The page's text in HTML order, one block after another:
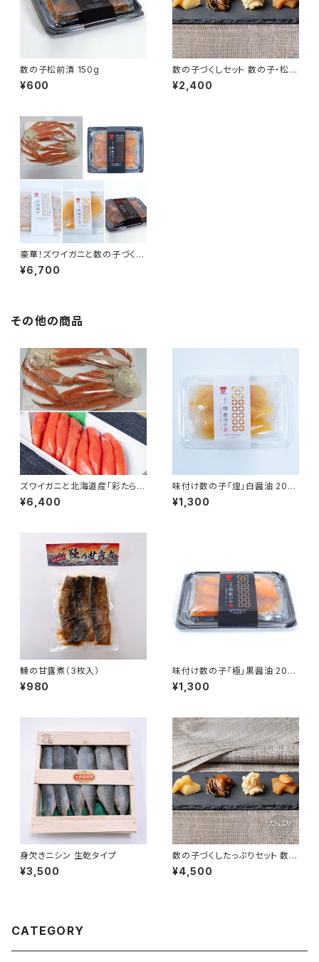
数の子松前漬 150g
¥600
数の子づくしセット 数の子・松前
漬・山海漬
¥2,400
豪華！ズワイガニと数の子づくし
セット
¥6,700
その他の商品
ズワイガニと北海道産「彩たら
こ」300gのセット
¥6,400
味付け数の子「煌」白醤油 200
g
¥1,300
鰊の甘露煮（3枚入）
¥980
味付け数の子「極」黒醤油 200
g
¥1,300
身欠きニシン 生乾タイプ
¥3,500
数の子づくしたっぷりセット 数の
子・松前漬・山海漬
¥4,500
CATEGORY